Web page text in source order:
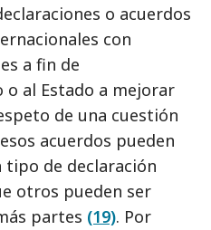
o acuerdos
con
a fin de
al Estado a mejorar
de una cuestión
acuerdos pueden
de declaración
otros pueden ser
partes (19). Por